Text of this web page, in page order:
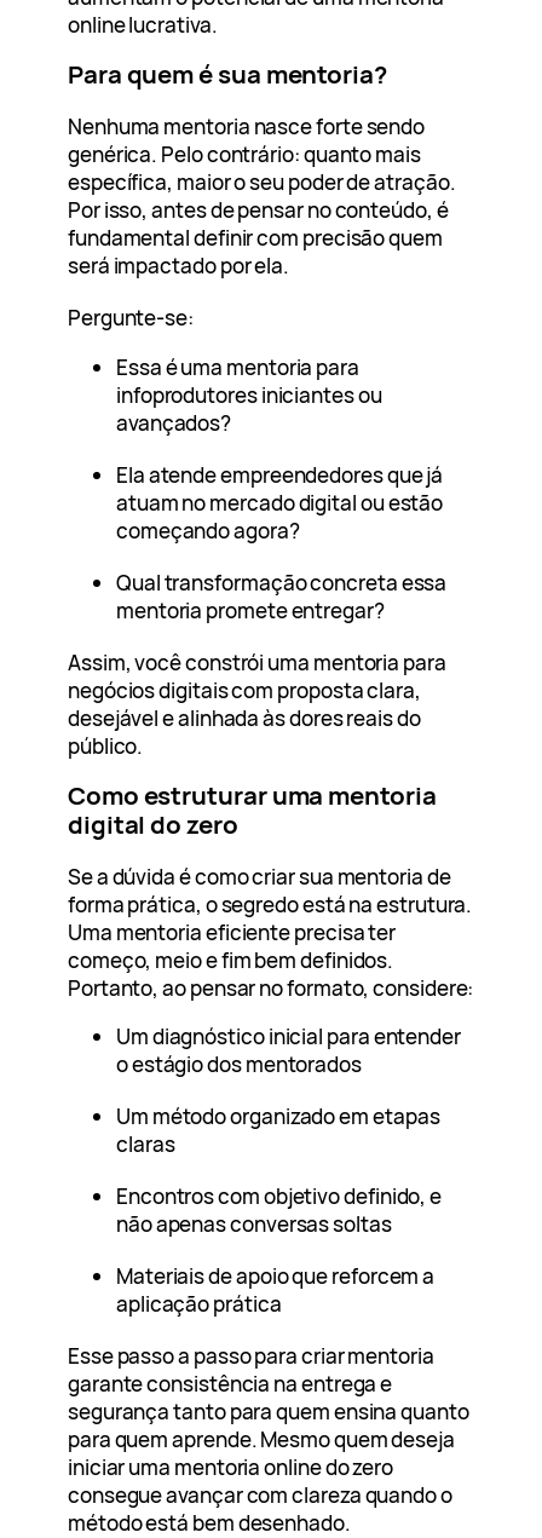
online lucrativa.
Para quem é sua mentoria?
Nenhuma mentoria nasce forte sendo
genérica. Pelo contrário: quanto mais
específica, maior o seu poder de atração.
Por isso, antes de pensar no conteúdo, é
fundamental definir com precisão quem
será impactado por ela.
Pergunte-se:
Essa é uma mentoria para
infoprodutores iniciantes ou
avançados?
Ela atende empreendedores que já
atuam no mercado digital ou estão
começando agora?
Qual transformação concreta essa
mentoria promete entregar?
Assim, você constrói uma mentoria para
negócios digitais com proposta clara,
desejável e alinhada às dores reais do
público.
Como estruturar uma mentoria
digital do zero
Se a dúvida é como criar sua mentoria de
forma prática, o segredo está na estrutura.
Uma mentoria eficiente precisa ter
começo, meio e fim bem definidos.
Portanto, ao pensar no formato, considere:
Um diagnóstico inicial para entender
o estágio dos mentorados
Um método organizado em etapas
claras
Encontros com objetivo definido, e
não apenas conversas soltas
Materiais de apoio que reforcem a
aplicação prática
Esse passo a passo para criar mentoria
garante consistência na entrega e
segurança tanto para quem ensina quanto
para quem aprende. Mesmo quem deseja
iniciar uma mentoria online do zero
consegue avançar com clareza quando o
método está bem desenhado.